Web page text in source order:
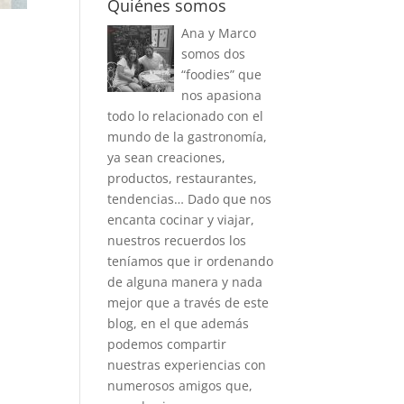
Quiénes somos
Ana y Marco
somos dos
“foodies” que
nos apasiona
todo lo relacionado con el
mundo de la gastronomía,
ya sean creaciones,
productos, restaurantes,
tendencias… Dado que nos
encanta cocinar y viajar,
nuestros recuerdos los
teníamos que ir ordenando
de alguna manera y nada
mejor que a través de este
blog, en el que además
podemos compartir
nuestras experiencias con
numerosos amigos que,